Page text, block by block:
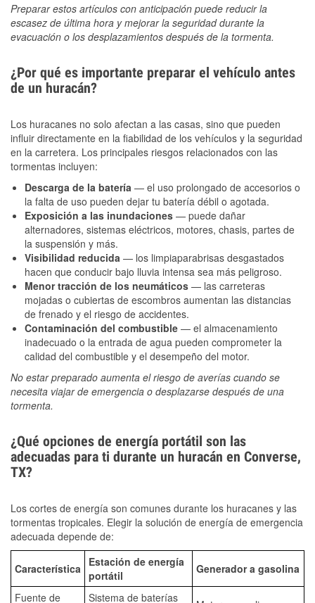
Preparar estos artículos con anticipación puede reducir la
escasez de última hora y mejorar la seguridad durante la
evacuación o los desplazamientos después de la tormenta.
¿Por qué es importante preparar el vehículo antes
de un huracán?
Los huracanes no solo afectan a las casas, sino que pueden
influir directamente en la fiabilidad de los vehículos y la seguridad
en la carretera. Los principales riesgos relacionados con las
tormentas incluyen:
Descarga de la batería — el uso prolongado de accesorios o
la falta de uso pueden dejar tu batería débil o agotada.
Exposición a las inundaciones — puede dañar
alternadores, sistemas eléctricos, motores, chasis, partes de
la suspensión y más.
Visibilidad reducida — los limpiaparabrisas desgastados
hacen que conducir bajo lluvia intensa sea más peligroso.
Menor tracción de los neumáticos — las carreteras
mojadas o cubiertas de escombros aumentan las distancias
de frenado y el riesgo de accidentes.
Contaminación del combustible — el almacenamiento
inadecuado o la entrada de agua pueden comprometer la
calidad del combustible y el desempeño del motor.
No estar preparado aumenta el riesgo de averías cuando se
necesita viajar de emergencia o desplazarse después de una
tormenta.
¿Qué opciones de energía portátil son las
adecuadas para ti durante un huracán en Converse,
TX?
Los cortes de energía son comunes durante los huracanes y las
tormentas tropicales. Elegir la solución de energía de emergencia
adecuada depende de:
Característica
Estación de energía
portátil
Generador a gasolina
Fuente de Sistema de baterías